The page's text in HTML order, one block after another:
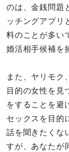
のは、金銭問題
ッチングアプリ
料のことが多い
婚活相手候補を
また、ヤリモク
目的の女性を見
をすることを避
セックスを目的
話を聞きたくな
すが、あなたが